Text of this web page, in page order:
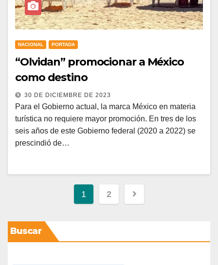
NACIONAL PORTADA
“Olvidan” promocionar a México
como destino
30 DE DICIEMBRE DE 2023
Para el Gobierno actual, la marca México en materia
turística no requiere mayor promoción. En tres de los
seis años de este Gobierno federal (2020 a 2022) se
prescindió de…
1 2
Buscar